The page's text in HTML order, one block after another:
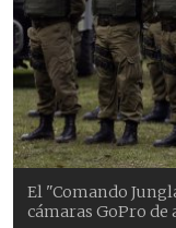
El "Comando
cámaras GoPro